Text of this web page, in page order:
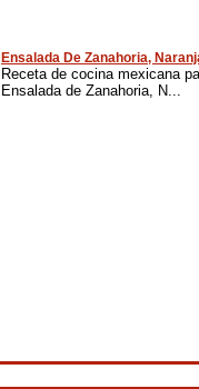
Ensalada De Zanahoria,
Receta de cocina mexicana
Ensalada de Zanahoria, N...